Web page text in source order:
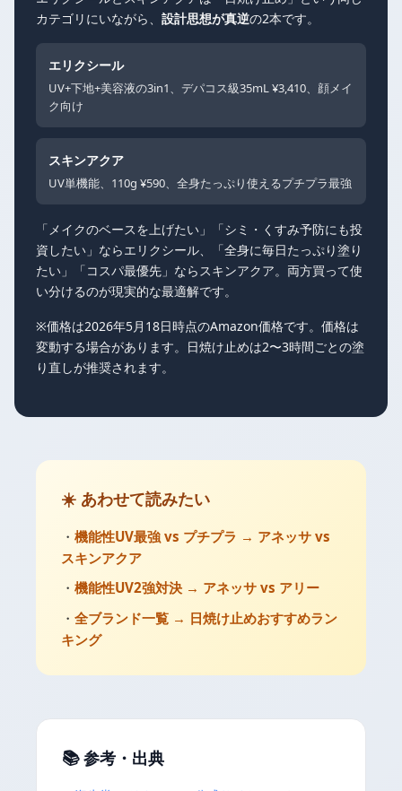
カテゴリにいながら、 設計思想が真逆の2本です。
エリクシール
UV+下地+美容液の3in1、デパコス級35mL ¥3,410、顔メイ
ク向け
スキンアクア
UV単機能、110g ¥590、全身たっぷり使えるプチプラ最強
「メイクのベースを上げたい」「シミ・くすみ予防にも投
資したい」ならエリクシール、「全身に毎日たっぷり塗り
たい」「コスパ最優先」ならスキンアクア。両方買って使
い分けるのが現実的な最適解です。
※価格は2026年5月18日時点のAmazon価格です。価格は
変動する場合があります。日焼け止めは2〜3時間ごとの塗
り直しが推奨されます。
☀️ あわせて読みたい
・ 機能性UV最強 vs プチプラ → アネッサ vs
スキンアクア
・ 機能性UV2強対決 → アネッサ vs アリー
・ 全ブランド一覧 → 日焼け止めおすすめラン
キング
📚 参考・出典